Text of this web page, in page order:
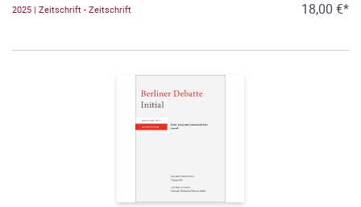
2025 | Zeitschrift - Zeitschrift 18,00 €*